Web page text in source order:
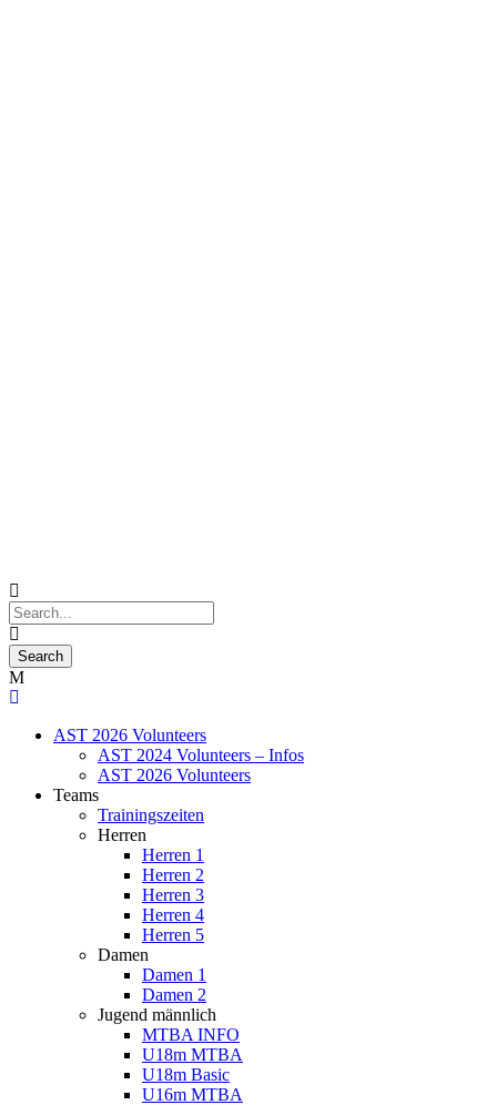
AST 2026 Volunteers
AST 2024 Volunteers – Infos
AST 2026 Volunteers
Teams
Trainingszeiten
Herren
Herren 1
Herren 2
Herren 3
Herren 4
Herren 5
Damen
Damen 1
Damen 2
Jugend männlich
MTBA INFO
U18m MTBA
U18m Basic
U16m MTBA